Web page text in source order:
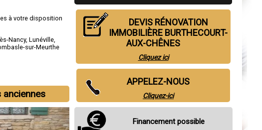
à votre disposition
Nancy,Lunéville
sur-Meurthe
anciennes
DEVIS RÉNOVATION
IMMOBILIÈRE BURTHECOURT-
AUX-CHÊNES
Cliquez ici
APPELEZ-NOUS
Cliquez-ici
Financement possible